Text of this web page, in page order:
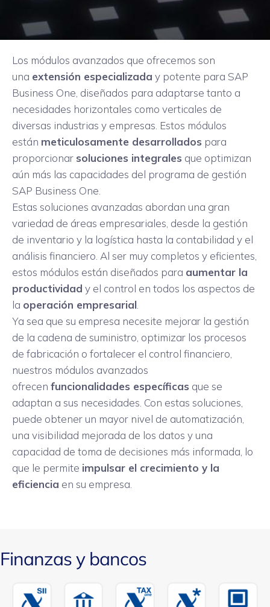
Los módulos avanzados que ofrecemos son
una extensión especializada y potente para SAP
Business One, diseñados para adaptarse tanto a
necesidades horizontales como verticales de
diversas industrias y empresas. Estos módulos
están meticulosamente desarrollados para
proporcionar soluciones integrales que optimizan
aún más las capacidades del programa de gestión
SAP Business One.
Estas soluciones avanzadas abordan una gran
variedad de áreas empresariales, desde la gestión
de inventario y la logística hasta la contabilidad y el
análisis financiero. Al ser muy completos y eficientes,
estos módulos están diseñados para aumentar la
productividad y el control en todos los aspectos de
la operación empresarial
Ya sea que su empresa necesite mejorar la gestión
de la cadena de suministro, optimizar los procesos
de fabricación o fortalecer el control financiero,
nuestros módulos avanzados
ofrecen funcionalidades específicas que se
adaptan a sus necesidades. Con estas soluciones,
puede obtener un mayor nivel de automatización,
una visibilidad mejorada de los datos y una
capacidad de toma de decisiones más informada, lo
que le permite impulsar el crecimiento y la
eficiencia en su empresa.
Finanzas y bancos